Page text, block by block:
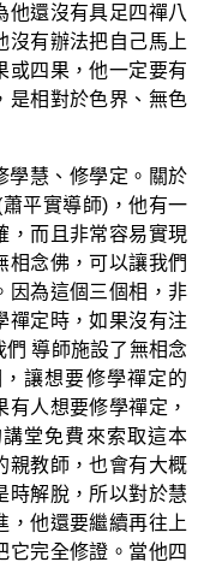
他還沒有具足四禪八
沒有辦法把自己馬上
或四果，他一定要有
是相對於色界、無色
學慧、修學定。關於
平實導師)，他有一
，而且非常容易實現
相念佛，可以讓我們
因為這個三個相，非
禪定時，如果沒有注
導師施設了無相念
讓想要修學禪定的
人想要修學禪定，
堂免費來索取這本
親教師，也會有大概
時解脫，所以對於慧
，他還要繼續再往上
它完全修證。當他四